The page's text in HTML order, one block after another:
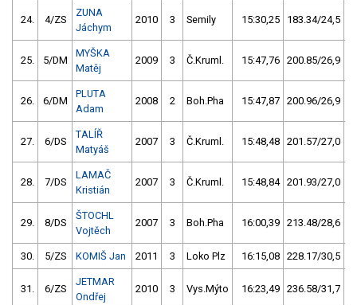
24. 4/ZS
ZUNA
Jáchym
2010 3 Semily 15:30,25 183.34/24,5
25. 5/DM
MYŠKA
Matěj
2009 3 Č.Kruml. 15:47,76 200.85/26,9
26. 6/DM
PLUTA
Adam
2008 2 Boh.Pha 15:47,87 200.96/26,9
27. 6/DS
TALÍŘ
Matyáš
2007 3 Č.Kruml. 15:48,48 201.57/27,0
28. 7/DS
LAMAČ
Kristián
2007 3 Č.Kruml. 15:48,84 201.93/27,0
29. 8/DS
ŠTOCHL
Vojtěch
2007 3 Boh.Pha 16:00,39 213.48/28,6
30. 5/ZS KOMIŠ Jan 2011 3 Loko Plz 16:15,08 228.17/30,5
31. 6/ZS
JETMAR
Ondřej
2010 3 Vys.Mýto 16:23,49 236.58/31,7